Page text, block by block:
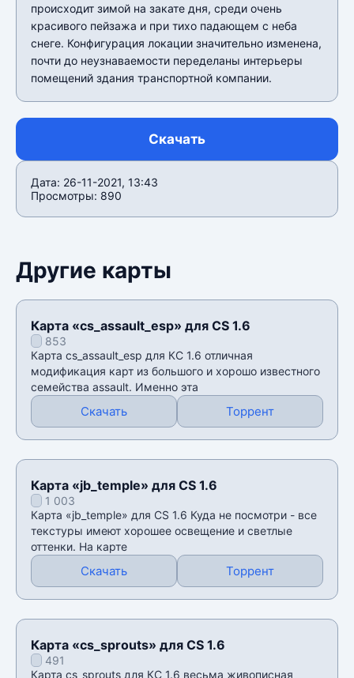
происходит зимой на закате дня, среди очень
красивого пейзажа и при тихо падающем с неба
снеге. Конфигурация локации значительно изменена,
почти до неузнаваемости переделаны интерьеры
помещений здания транспортной компании.
Скачать
Дата: 26-11-2021, 13:43
Просмотры: 890
Другие карты
Карта «cs_assault_esp» для CS 1.6
853
Карта cs_assault_esp для КС 1.6 отличная
модификация карт из большого и хорошо известного
семейства assault. Именно эта
Скачать Торрент
Карта «jb_temple» для CS 1.6
1 003
Карта «jb_temple» для CS 1.6 Куда не посмотри - все
текстуры имеют хорошее освещение и светлые
оттенки. На карте
Скачать Торрент
Карта «cs_sprouts» для CS 1.6
491
Карта cs_sprouts для КС 1.6 весьма живописная